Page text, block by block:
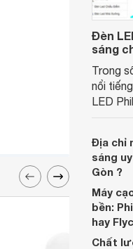
Đèn
sáng
Trong
nổi
LED
dòng
chúng
trọng,
cao và
Địa chỉ
sáng
Gòn ?
Máy
bền:
hay
Chất